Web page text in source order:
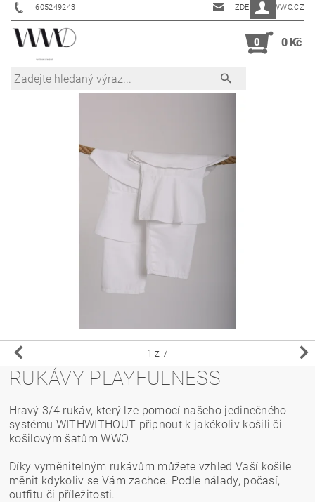
605249243 ZDENKA@WWO.CZ
0 0 Kč
1 z 7
RUKÁVY PLAYFULNESS
Hravý 3/4 rukáv, který lze pomocí našeho jedinečného
systému WITHWITHOUT připnout k jakékoliv košili či
košilovým šatům WWO.
Díky vyměnitelným rukávům můžete vzhled Vaší košile
měnit kdykoliv se Vám zachce. Podle nálady, počasí,
outfitu či příležitosti.